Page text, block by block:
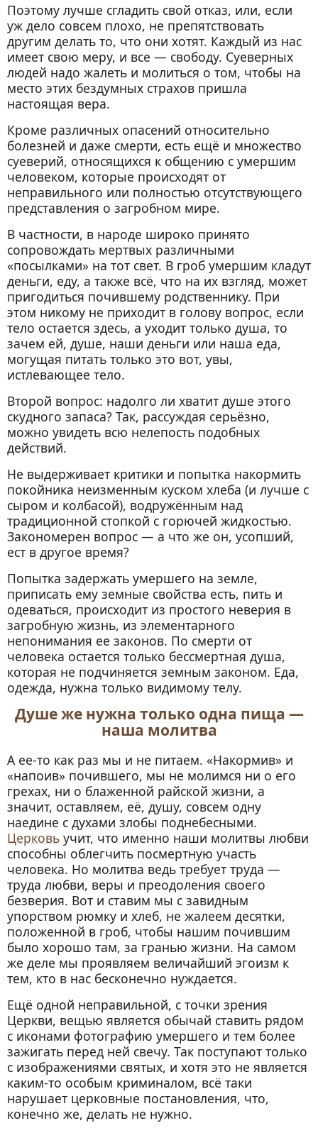
Поэтому лучше сгладить свой отказ, или, если
уж дело совсем плохо, не препятствовать
другим делать то, что они хотят. Каждый из нас
имеет свою меру, и все — свободу. Суеверных
людей надо жалеть и молиться о том, чтобы на
место этих бездумных страхов пришла
настоящая вера.
Кроме различных опасений относительно
болезней и даже смерти, есть ещё и множество
суеверий, относящихся к общению с умершим
человеком, которые происходят от
неправильного или полностью отсутствующего
представления о загробном мире.
В частности, в народе широко принято
сопровождать мертвых различными
«посылками» на тот свет. В гроб умершим кладут
деньги, еду, а также всё, что на их взгляд, может
пригодиться почившему родственнику. При
этом никому не приходит в голову вопрос, если
тело остается здесь, а уходит только душа, то
зачем ей, душе, наши деньги или наша еда,
могущая питать только это вот, увы,
истлевающее тело.
Второй вопрос: надолго ли хватит душе этого
скудного запаса? Так, рассуждая серьёзно,
можно увидеть всю нелепость подобных
действий.
Не выдерживает критики и попытка накормить
покойника неизменным куском хлеба (и лучше с
сыром и колбасой), водружённым над
традиционной стопкой с горючей жидкостью.
Закономерен вопрос — а что же он, усопший,
ест в другое время?
Попытка задержать умершего на земле,
приписать ему земные свойства есть, пить и
одеваться, происходит из простого неверия в
загробную жизнь, из элементарного
непонимания ее законов. По смерти от
человека остается только бессмертная душа,
которая не подчиняется земным законом. Еда,
одежда, нужна только видимому телу.
Душе же нужна только одна пища —
наша молитва
А ее-то как раз мы и не питаем. «Накормив» и
«напоив» почившего, мы не молимся ни о его
грехах, ни о блаженной райской жизни, а
значит, оставляем, её, душу, совсем одну
наедине с духами злобы поднебесными.
Церковь учит, что именно наши молитвы любви
способны облегчить посмертную участь
человека. Но молитва ведь требует труда —
труда любви, веры и преодоления своего
безверия. Вот и ставим мы с завидным
упорством рюмку и хлеб, не жалеем десятки,
положенной в гроб, чтобы нашим почившим
было хорошо там, за гранью жизни. На самом
же деле мы проявляем величайший эгоизм к
тем, кто в нас бесконечно нуждается.
Ещё одной неправильной, с точки зрения
Церкви, вещью является обычай ставить рядом
с иконами фотографию умершего и тем более
зажигать перед ней свечу. Так поступают только
с изображениями святых, и хотя это не является
каким-то особым криминалом, всё таки
нарушает церковные постановления, что,
конечно же, делать не нужно.